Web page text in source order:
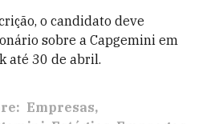
o candidato deve
sobre a Capgemini em
até 30 de abril.
Empresas